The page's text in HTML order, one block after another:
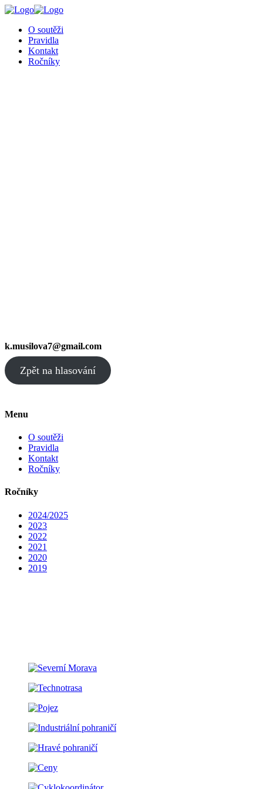
O soutěži
Pravidla
Kontakt
Ročníky
k.musilova7@gmail.com
Zpět na hlasování
Menu
O soutěži
Pravidla
Kontakt
Ročníky
Ročníky
2024/2025
2023
2022
2021
2020
2019